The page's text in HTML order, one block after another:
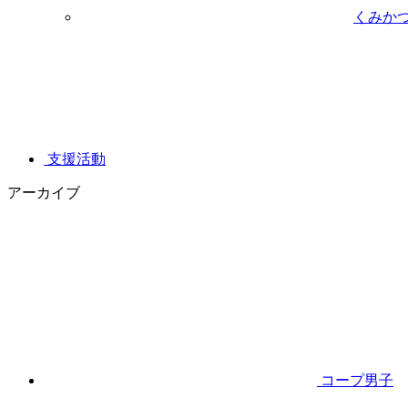
くみか
支援活動
アーカイブ
コープ男子